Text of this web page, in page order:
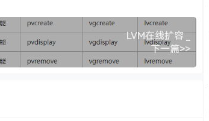
LVM在线扩容 _
下一篇>>